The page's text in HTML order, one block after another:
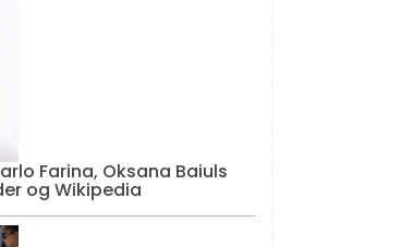
Farina, Oksana Baiuls
og Wikipedia